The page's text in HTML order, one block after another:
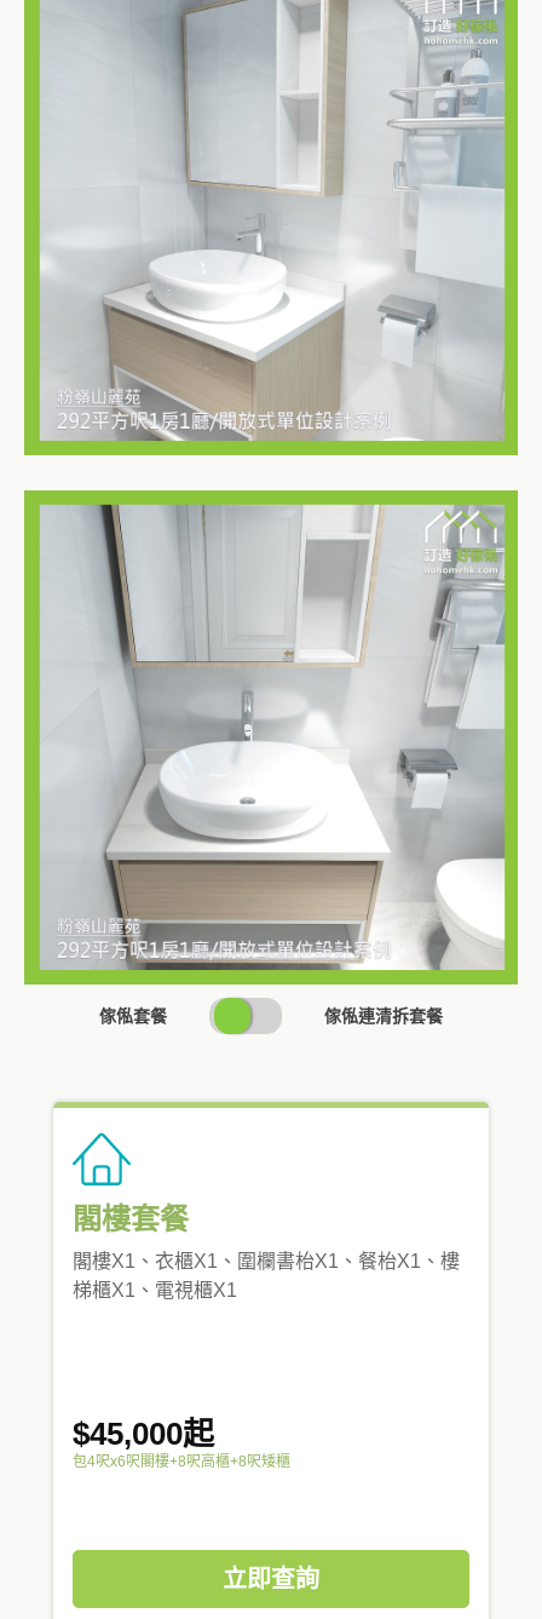
傢俬套餐
SWITCH
PRICING
傢俬連清拆套餐
閣樓套餐
閣樓X1、衣櫃X1、圍欄書枱X1、餐枱X1、樓
梯櫃X1、電視櫃X1
$45,000起
包4呎x6呎閣樓+8呎高櫃+8呎矮櫃
立即查詢